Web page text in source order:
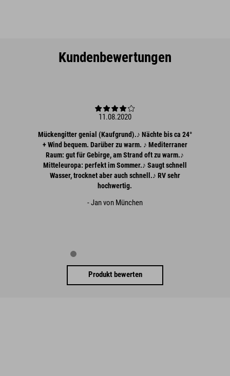
Kundenbewertungen
11.08.2020
Mückengitter genial (Kaufgrund).♪ Nächte bis ca 24°
+ Wind bequem. Darüber zu warm. ♪ Mediterraner
Raum: gut für Gebirge, am Strand oft zu warm.♪
Mitteleuropa: perfekt im Sommer.♪ Saugt schnell
Wasser, trocknet aber auch schnell.♪ RV sehr
hochwertig.
- Jan von München
Produkt bewerten